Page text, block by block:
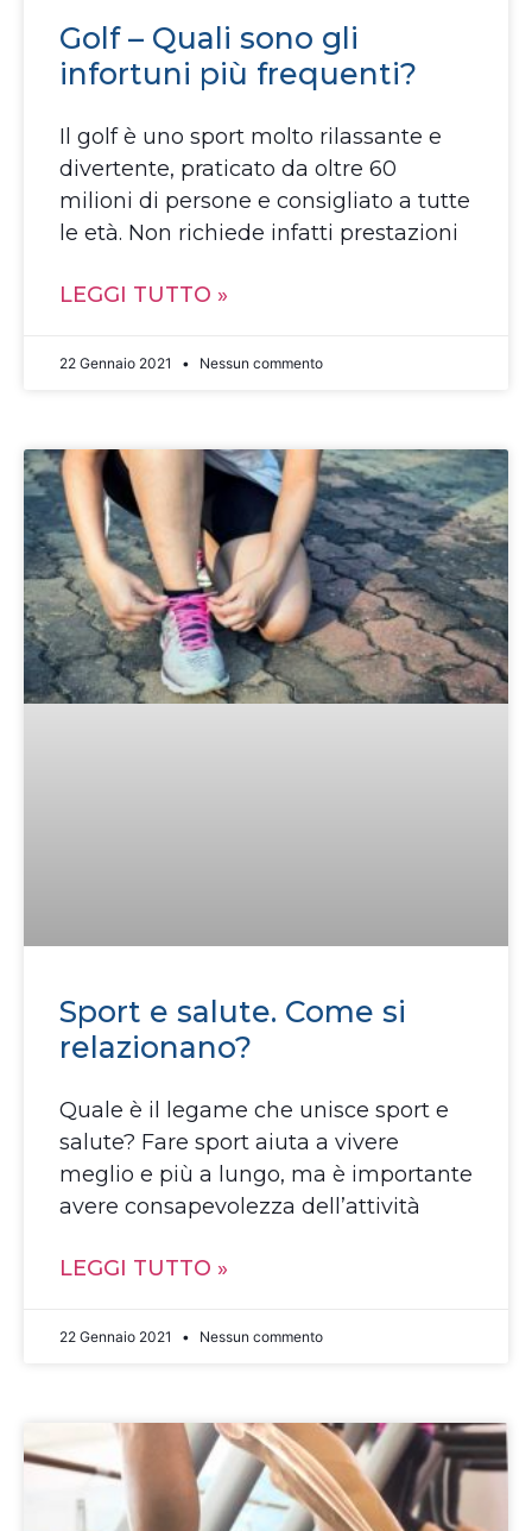
Golf – Quali sono gli
infortuni più frequenti?
Il golf è uno sport molto rilassante e
divertente, praticato da oltre 60
milioni di persone e consigliato a tutte
le età. Non richiede infatti prestazioni
LEGGI TUTTO »
22 Gennaio 2021 Nessun commento
Sport e salute. Come si
relazionano?
Quale è il legame che unisce sport e
salute? Fare sport aiuta a vivere
meglio e più a lungo, ma è importante
avere consapevolezza dell’attività
LEGGI TUTTO »
22 Gennaio 2021 Nessun commento